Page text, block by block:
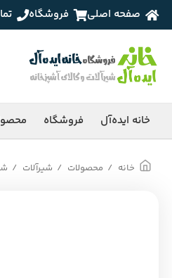
صفحه اصلی فروشگاه
خانه ایده‌آل فروشگاه
خانه محصولات شیرآلات